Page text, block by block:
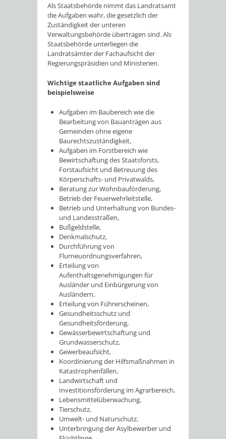
Als Staatsbehörde nimmt das Landratsamt
die Aufgaben wahr, die gesetzlich der
Zuständigkeit der unteren
Verwaltungsbehörde übertragen sind. Als
Staatsbehörde unterliegen die
Landratsämter der Fachaufsicht der
Regierungspräsidien und Ministerien.
Wichtige staatliche Aufgaben sind
beispielsweise
Aufgaben im Baubereich wie die
Bearbeitung von Bauanträgen aus
Gemeinden ohne eigene
Baurechtszuständigkeit,
Aufgaben im Forstbereich wie
Bewirtschaftung des Staatsforsts,
Forstaufsicht und Betreuung des
Körperschafts- und Privatwalds,
Beratung zur Wohnbauförderung,
Betrieb der Feuerwehrleitstelle,
Betrieb und Unterhaltung von Bundes-
und Landesstraßen,
Bußgeldstelle,
Denkmalschutz,
Durchführung von
Flurneuordnungsverfahren,
Erteilung von
Aufenthaltsgenehmigungen für
Ausländer und Einbürgerung von
Ausländern,
Erteilung von Führerscheinen,
Gesundheitsschutz und
Gesundheitsförderung,
Gewässerbewirtschaftung und
Grundwasserschutz,
Gewerbeaufsicht,
Koordinierung der Hilfsmaßnahmen in
Katastrophenfällen,
Landwirtschaft und
Investitionsförderung im Agrarbereich,
Lebensmittelüberwachung,
Tierschutz,
Umwelt- und Naturschutz,
Unterbringung der Asylbewerber und